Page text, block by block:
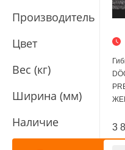
Производитель
Цвет
Вес (кг)
Ширина (мм)
Наличие
3